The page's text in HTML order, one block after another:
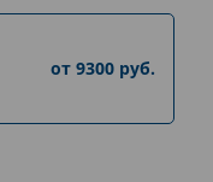
от 9300 руб.